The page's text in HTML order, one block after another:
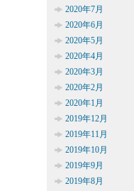
2020年7月
2020年6月
2020年5月
2020年4月
2020年3月
2020年2月
2020年1月
2019年12月
2019年11月
2019年10月
2019年9月
2019年8月